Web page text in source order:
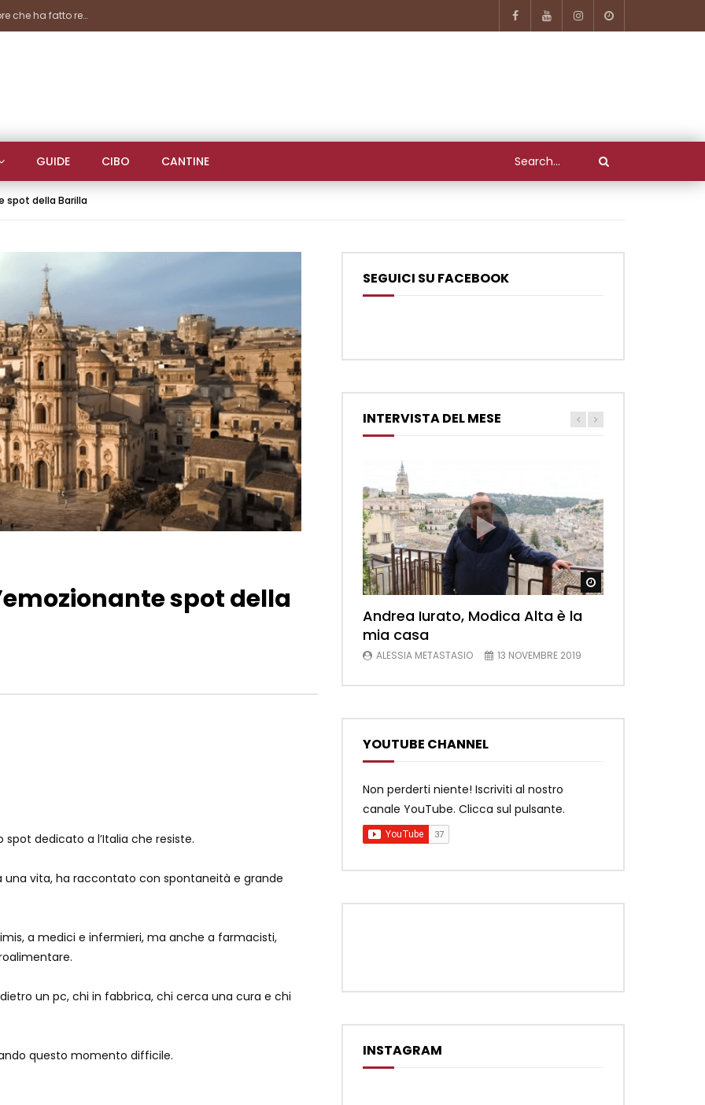
Marina Gourmet, un’istantanea di fine settembre che ha fatto registrare importanti presenze
GUIDE CIBO CANTINE
spot della Barilla
spot della
spot dedicato a l’Italia che resiste.
vita, ha raccontato con spontaneità e grande
a medici e infermieri, ma anche a farmacisti,
un pc, chi in fabbrica, chi cerca una cura e chi
questo momento difficile.
SEGUICI SU FACEBOOK
INTERVISTA DEL MESE
Watch Later
Andrea Iurato, Modica Alta è la
mia casa
ALESSIA METASTASIO 13 NOVEMBRE 2019
YOUTUBE CHANNEL
Non perderti niente! Iscriviti al nostro
canale YouTube. Clicca sul pulsante.
INSTAGRAM